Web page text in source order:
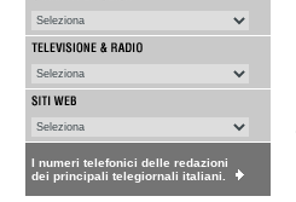
I numeri telefonici delle redazioni
dei principali telegiornali italiani.